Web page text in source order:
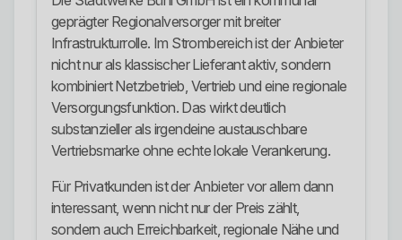
geprägter Regionalversorger mit breiter
Infrastrukturrolle. Im Strombereich ist der Anbieter
nicht nur als klassischer Lieferant aktiv, sondern
kombiniert Netzbetrieb, Vertrieb und eine regionale
Versorgungsfunktion. Das wirkt deutlich
substanzieller als irgendeine austauschbare
Vertriebsmarke ohne echte lokale Verankerung.
Für Privatkunden ist der Anbieter vor allem dann
interessant, wenn nicht nur der Preis zählt,
sondern auch Erreichbarkeit, regionale Nähe und